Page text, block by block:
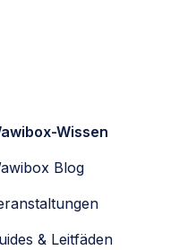
Wissen
Blog
& Leitfäden